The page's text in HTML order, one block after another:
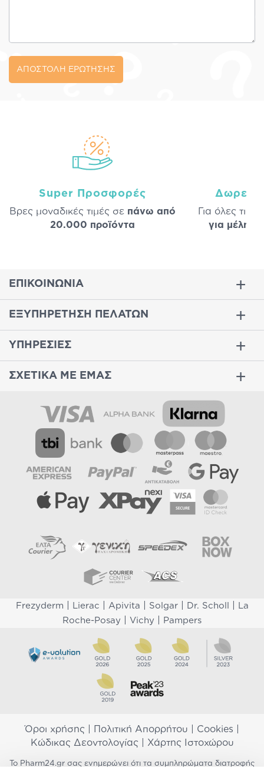
ΑΠΟΣΤΟΛΗ ΕΡΩΤΗΣΗΣ
Super Προσφορές
Βρες μοναδικές τιμές σε πάνω από
20.000 προϊόντα
Δωρεάν
Για όλες τις
για μέλη
ΕΠΙΚΟΙΝΩΝΙΑ
ΕΞΥΠΗΡΕΤΗΣΗ ΠΕΛΑΤΩΝ
ΥΠΗΡΕΣΙΕΣ
ΣΧΕΤΙΚΑ ΜΕ ΕΜΑΣ
Frezyderm Lierac Apivita Solgar| Dr. Scholl
La
Roche-Posay
Vichy Pampers
Όροι χρήσης Πολιτική Απορρήτου Cookies
Κώδικας Δεοντολογίας| Χάρτης Ιστοχώρου
Το Pharm24.gr σας ενημερώνει ότι τα συμπληρώματα διατροφής